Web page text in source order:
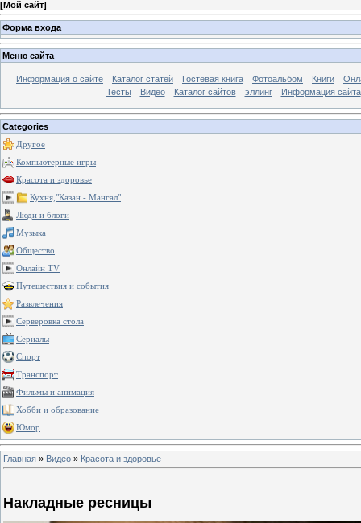
[Мой сайт]
Форма входа
Меню сайта
Информация о сайте Каталог статей Гостевая книга Фотоальбом Книги
Тесты
Видео Каталог сайтов эллинг Информация сайта
Categories
Другое
Компьютерные игры
Красота и здоровье
Кухня,"Казан - Мангал"
Люди и блоги
Музыка
Общество
Онлайн TV
Путешествия и события
Развлечения
Серверовка стола
Сериалы
Спорт
Транспорт
Фильмы и анимация
Хобби и образование
Юмор
Главная » Видео » Красота и здоровье
Накладные ресницы